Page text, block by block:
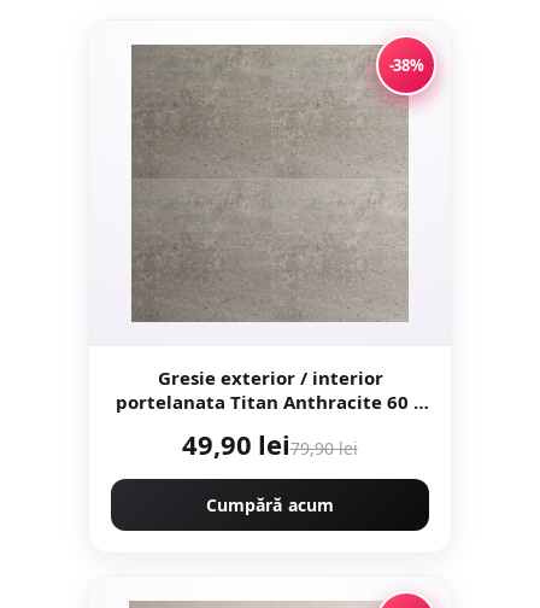
-38%
Gresie exterior / interior
portelanata Titan Anthracite 60 x
ciment
49,90 lei79,90 lei
Cumpără acum